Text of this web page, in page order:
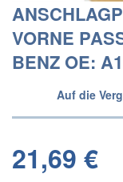
VORNE
BENZ OE:
Auf die
21,69 €